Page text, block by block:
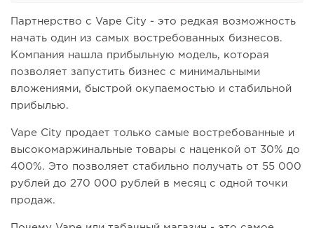
Партнерство с Vape City - это редкая возможность
начать один из самых востребованных бизнесов.
Компания нашла прибыльную модель, которая
позволяет запустить бизнес с минимальными
вложениями, быстрой окупаемостью и стабильной
прибылью.
Vape City продает только самые востребованные и
высокомаржинальные товары с наценкой от 30% до
400%. Это позволяет стабильно получать от 55 000
рублей до 270 000 рублей в месяц с одной точки
продаж.